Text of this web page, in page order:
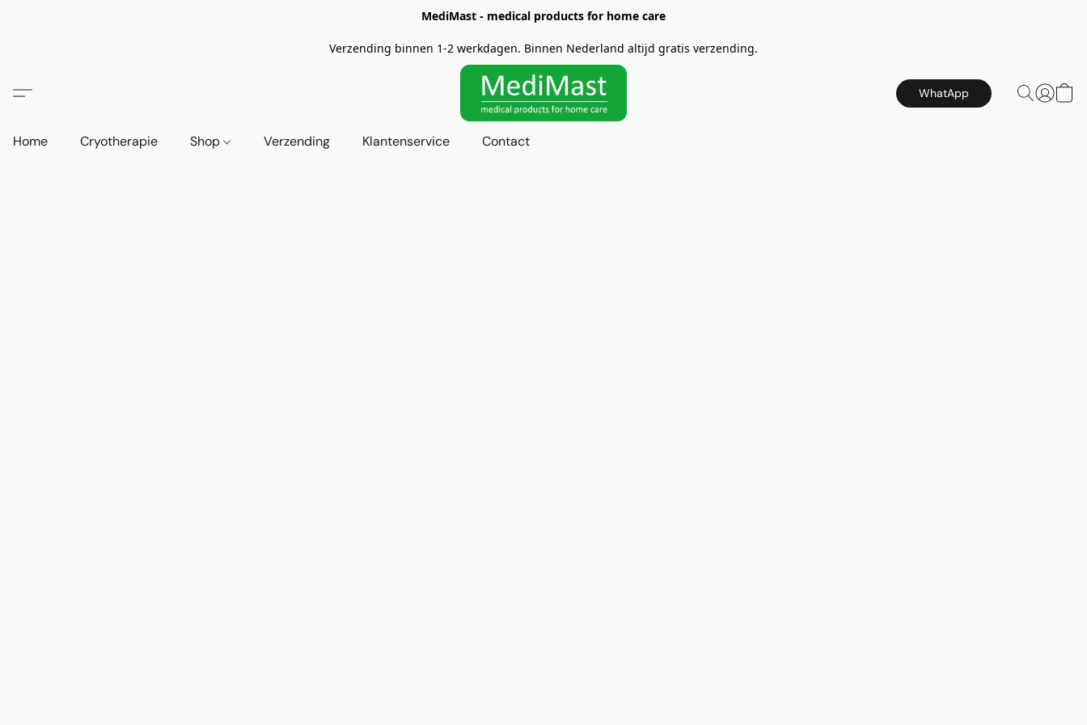
MediMast - medical products for home care
Verzending binnen 1-2 werkdagen. Binnen Nederland altijd gratis verzending.
WhatApp
Home Cryotherapie Shop Verzending Klantenservice Contact